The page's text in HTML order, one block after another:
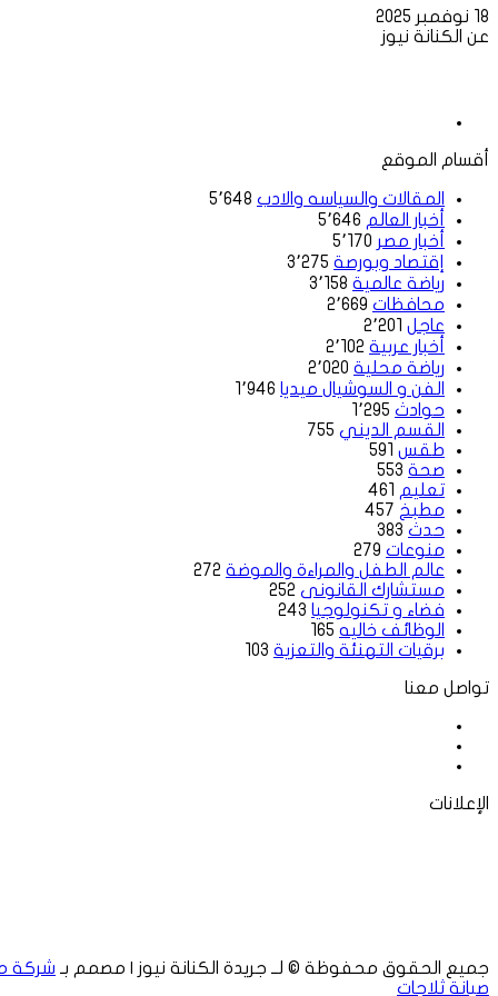
18 نوفمبر 2025
عن الكنانة نيوز
أقسام الموقع
المقالات والسياسه والادب 5٬648
أخبار العالم 5٬646
أخبار مصر 5٬170
إقتصاد وبورصة 3٬275
رياضة عالمية 3٬158
محافظات 2٬669
عاجل 2٬201
أخبار عربية 2٬102
رياضة محلية 2٬020
الفن و السوشيال ميديا 1٬946
حوادث 1٬295
القسم الديني 755
طقس 591
صحة 553
تعليم 461
مطبخ 457
حدث 383
منوعات 279
عالم الطفل والمراءة والموضة 272
مستشارك القانونى 252
فضاء و تكنولوجيا 243
الوظائف خاليه 165
برقيات التهنئة والتعزية 103
تواصل معنا
الإعلانات
جميع الحقوق محفوظة © لــ جريدة الكنانة نيوز | مصمم بـ شركة
صيانة ثلاجات